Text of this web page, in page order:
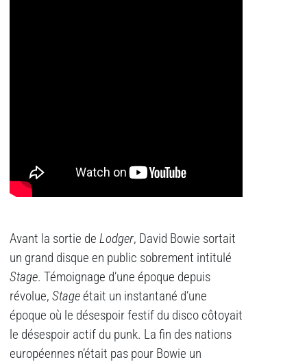
Avant la sortie de Lodger, David Bowie sortait
un grand disque en public sobrement intitulé
Stage. Témoignage d’une époque depuis
révolue, Stage était un instantané d’une
époque où le désespoir festif du disco côtoyait
le désespoir actif du punk. La fin des nations
européennes n’était pas pour Bowie un